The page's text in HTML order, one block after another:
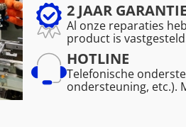
2 JAAR GARANTIE
Al onze reparaties
product is
HOTLINE
Telefonische
ondersteuning, etc.).